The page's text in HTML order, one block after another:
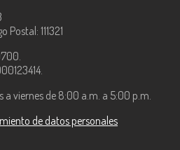
111321
a viernes de 8:00 a.m. a 5:00 p.m.
de datos personales